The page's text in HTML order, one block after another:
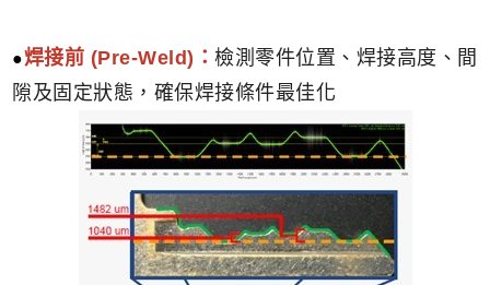
焊接前 (Pre-Weld)：檢測零件位置、焊接高度、間
隙及固定狀態，確保焊接條件最佳化